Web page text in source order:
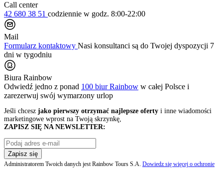
Call center
42 680 38 51 codziennie w godz. 8:00-22:00
Mail
Formularz kontaktowy Nasi konsultanci są do Twojej dyspozycji 7
dni w tygodniu
Biura Rainbow
Odwiedź jedno z ponad 100 biur Rainbow w całej Polsce i
zarezerwuj swój wymarzony urlop
Jeśli chcesz jako pierwszy otrzymać najlepsze oferty i inne wiadomości
marketingowe wprost na Twoją skrzynkę,
ZAPISZ SIĘ NA NEWSLETTER:
Zapisz się
Administratorem Twoich danych jest Rainbow Tours S.A. Dowiedz się więcej o ochronie